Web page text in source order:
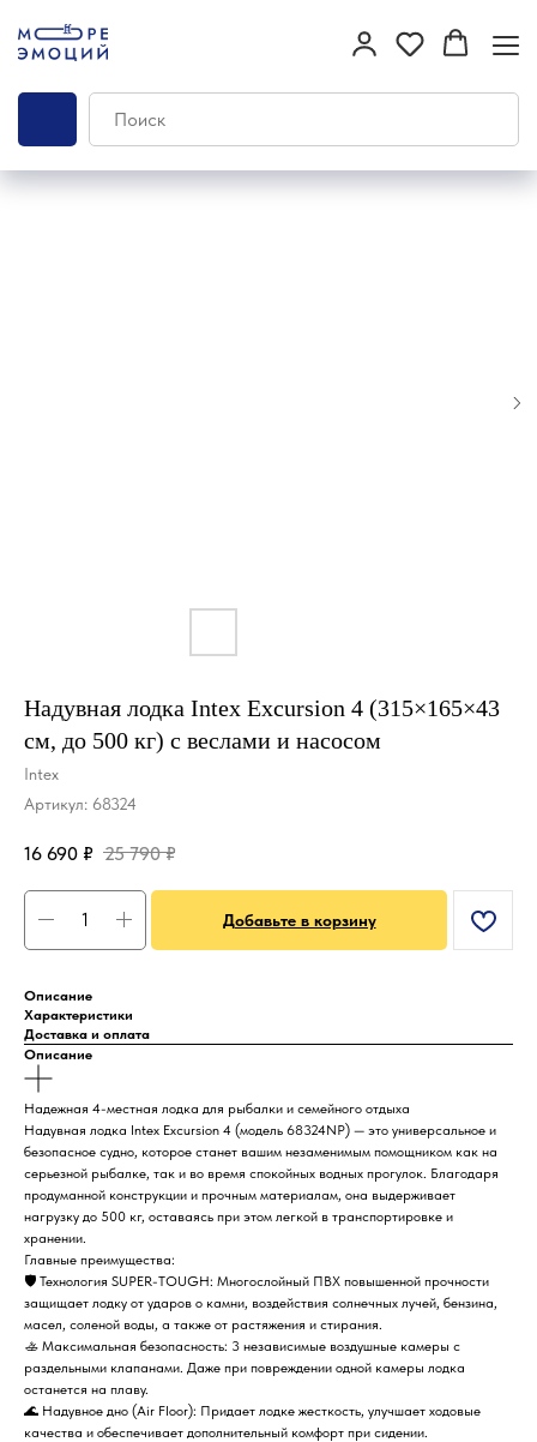
Надувная лодка Intex Excursion 4 (315×165×43
см, до 500 кг) с веслами и насосом
Intex
Артикул: 68324
16 690 ₽ 25 790 ₽
Добавьте в корзину
Описание
Характеристики
Доставка и оплата
Описание
Надежная 4-местная лодка для рыбалки и семейного отдыха
Надувная лодка Intex Excursion 4 (модель 68324NP) — это универсальное и
безопасное судно, которое станет вашим незаменимым помощником как на
серьезной рыбалке, так и во время спокойных водных прогулок. Благодаря
продуманной конструкции и прочным материалам, она выдерживает
нагрузку до 500 кг, оставаясь при этом легкой в транспортировке и
хранении.
Главные преимущества:
🛡️ Технология SUPER-TOUGH: Многослойный ПВХ повышенной прочности
защищает лодку от ударов о камни, воздействия солнечных лучей, бензина,
масел, соленой воды, а также от растяжения и стирания.
🚣 Максимальная безопасность: 3 независимые воздушные камеры с
раздельными клапанами. Даже при повреждении одной камеры лодка
останется на плаву.
🌊 Надувное дно (Air Floor): Придает лодке жесткость, улучшает ходовые
качества и обеспечивает дополнительный комфорт при сидении.